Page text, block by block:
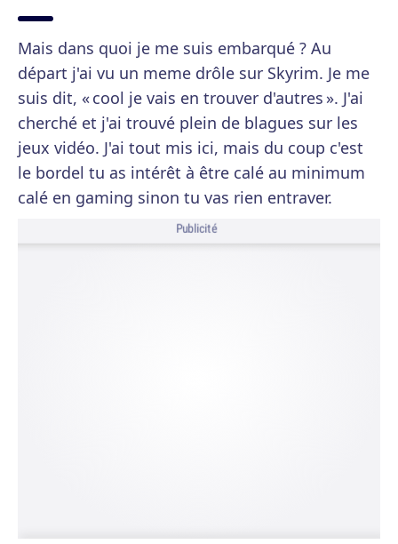
Mais dans quoi je me suis embarqué ? Au
départ j'ai vu un meme drôle sur Skyrim. Je me
suis dit, « cool je vais en trouver d'autres ». J'ai
cherché et j'ai trouvé plein de blagues sur les
jeux vidéo. J'ai tout mis ici, mais du coup c'est
le bordel tu as intérêt à être calé au minimum
calé en gaming sinon tu vas rien entraver.
Publicité